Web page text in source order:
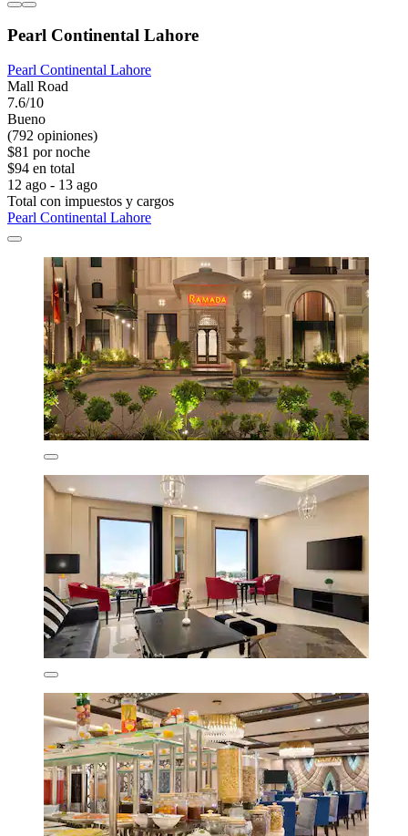
Pearl Continental Lahore
Pearl Continental Lahore
Mall Road
7.6/10
Bueno
(792 opiniones)
$81 por noche
$94 en total
12 ago - 13 ago
Total con impuestos y cargos
Pearl Continental Lahore